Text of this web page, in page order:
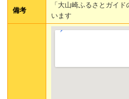
備考
「大山崎ふるさとガイ
います